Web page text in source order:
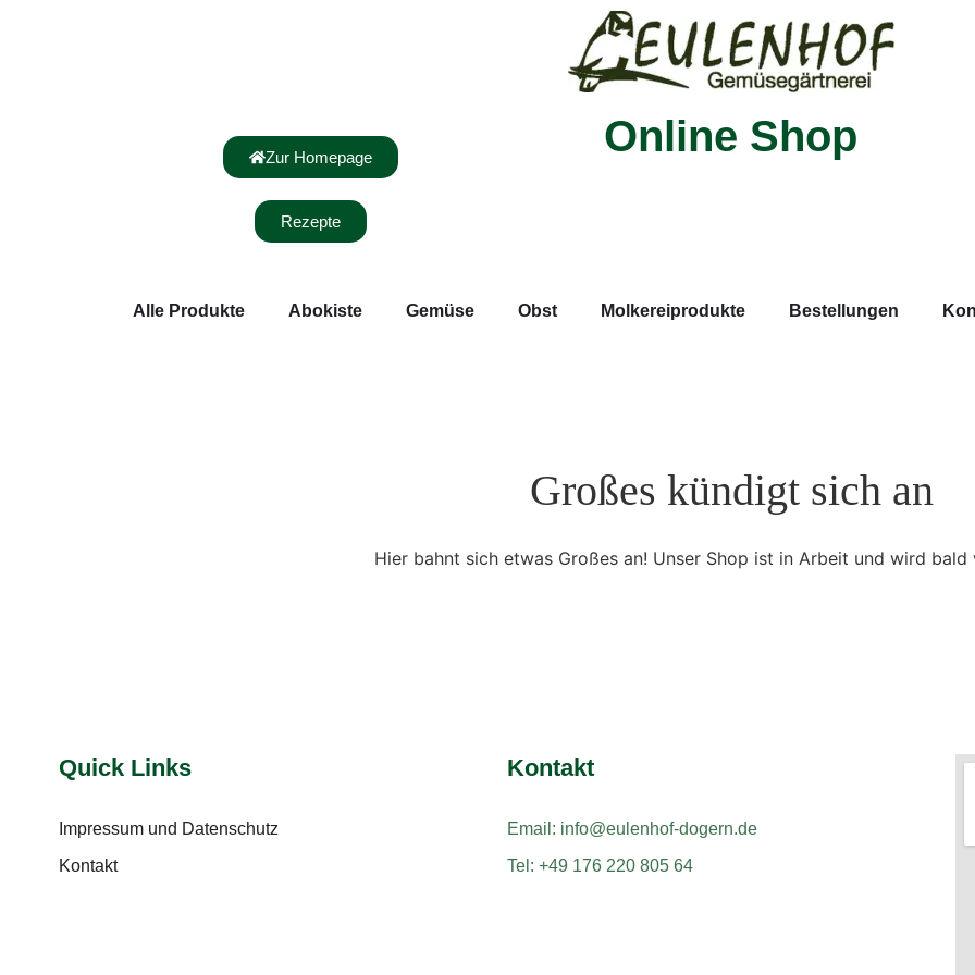
Zur Homepage
Rezepte
Online Shop
Alle Produkte Abokiste Gemüse Obst Molkereiprodukte Bestellungen
Großes kündigt sich an
Hier bahnt sich etwas Großes an! Unser Shop ist in Arbeit und wird
Quick Links
Impressum und Datenschutz
Kontakt
Kontakt
Email: info@eulenhof-dogern.de
Tel: +49 176 220 805 64